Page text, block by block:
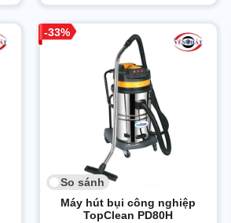
33
So sánh
Máy hút bụi công nghiệp
TopClean PD80H